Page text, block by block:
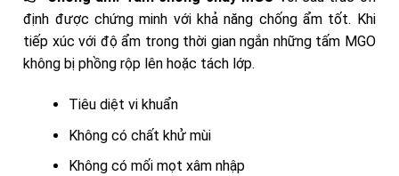
định được chứng minh với khả năng chống ẩm tốt. Khi
tiếp xúc với độ ẩm trong thời gian ngắn những tấm MGO
không bị phồng rộp lên hoặc tách lớp.
Tiêu diệt vi khuẩn
Không có chất khử mùi
Không có mối mọt xâm nhập